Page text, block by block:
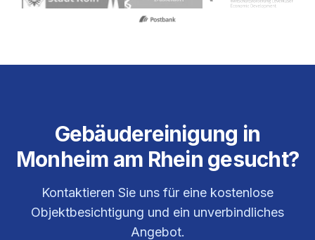
Gebäudereinigung in
Monheim am Rhein gesucht?
Kontaktieren Sie uns für eine kostenlose
Objektbesichtigung und ein unverbindliches
Angebot.